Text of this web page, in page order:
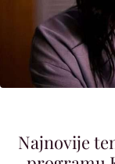
Najnovije